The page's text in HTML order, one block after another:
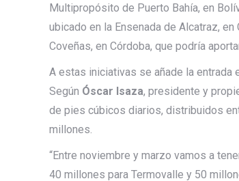
Multipropósito de Puerto Bahía, en
ubicado en la Ensenada de Alcatraz,
Coveñas, en Córdoba, que podría
A estas iniciativas se añade la entrada
Según Óscar Isaza, presidente y
de pies cúbicos diarios, distribuidos
millones.
“Entre noviembre y marzo vamos a
40 millones para Termovalle y 50